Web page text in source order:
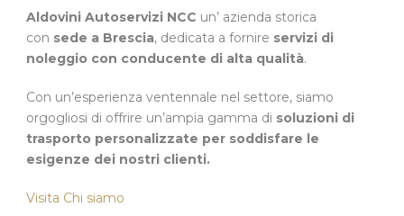
Aldovini Autoservizi NCC un’ azienda storica
con sede a Brescia, dedicata a fornire servizi di
noleggio con conducente di alta qualità.
Con un’esperienza ventennale nel settore, siamo
orgogliosi di offrire un’ampia gamma di soluzioni di
trasporto personalizzate per soddisfare le
esigenze dei nostri clienti.
Visita Chi siamo